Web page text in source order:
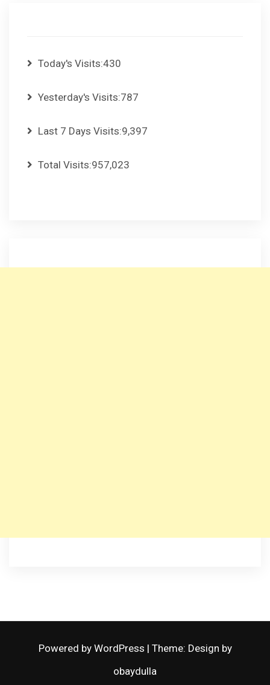
Today's Visits:430
Yesterday's Visits:787
Last 7 Days Visits:9,397
Total Visits:957,023
Powered by WordPress | Theme: Design by
obaydulla